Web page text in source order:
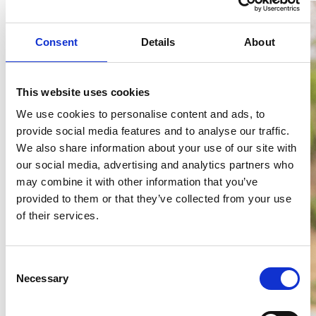
Consent Details About
This website uses cookies
We use cookies to personalise content and ads, to
provide social media features and to analyse our traffic.
We also share information about your use of our site with
our social media, advertising and analytics partners who
may combine it with other information that you’ve
provided to them or that they’ve collected from your use
of their services.
Selection
Necessary